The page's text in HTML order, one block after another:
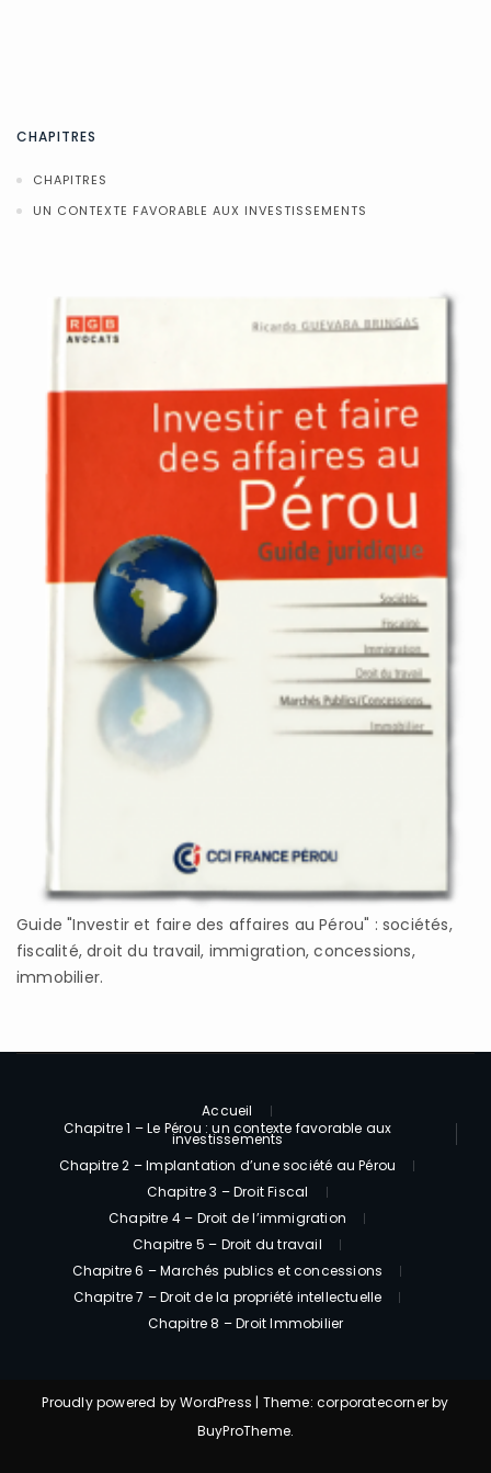
CHAPITRES
CHAPITRES
UN CONTEXTE FAVORABLE AUX INVESTISSEMENTS
Guide "Investir et faire des affaires au Pérou" : sociétés,
fiscalité, droit du travail, immigration, concessions,
immobilier.
Accueil
Chapitre 1 – Le Pérou : un contexte favorable aux
investissements
Chapitre 2 – Implantation d’une société au Pérou
Chapitre 3 – Droit Fiscal
Chapitre 4 – Droit de l’immigration
Chapitre 5 – Droit du travail
Chapitre 6 – Marchés publics et concessions
Chapitre 7 – Droit de la propriété intellectuelle
Chapitre 8 – Droit Immobilier
Proudly powered by WordPress
Theme: corporatecorner by
BuyProTheme.